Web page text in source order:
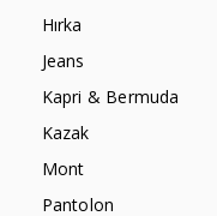
Hırka
Jeans
Kapri & Bermuda
Kazak
Mont
Pantolon